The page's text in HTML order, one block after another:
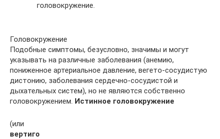
головокружение.
Головокружение
Подобные симптомы, безусловно, значимы и могут
указывать на различные заболевания (анемию,
пониженное артериальное давление, вегето-сосудистую
дистонию, заболевания сердечно-сосудистой и
дыхательных систем), но не являются собственно
головокружением. Истинное головокружение
(или
вертиго